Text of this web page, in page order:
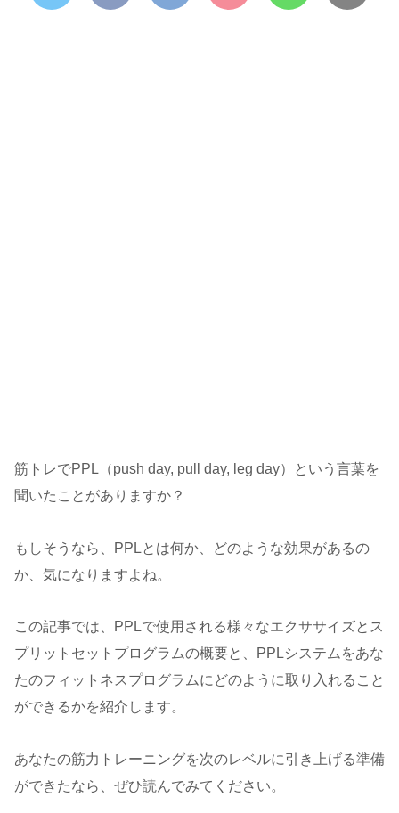
筋トレでPPL（push day, pull day, leg day）という言葉を
聞いたことがありますか？
もしそうなら、PPLとは何か、どのような効果があるの
か、気になりますよね。
この記事では、PPLで使用される様々なエクササイズとス
プリットセットプログラムの概要と、PPLシステムをあな
たのフィットネスプログラムにどのように取り入れること
ができるかを紹介します。
あなたの筋力トレーニングを次のレベルに引き上げる準備
ができたなら、ぜひ読んでみてください。